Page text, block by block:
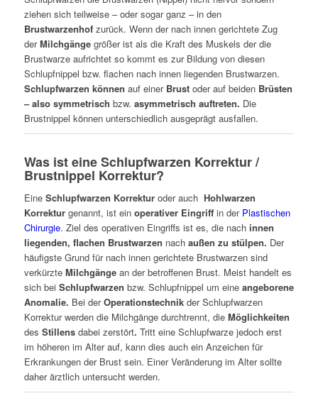
ziehen sich teilweise – oder sogar ganz – in den
Brustwarzenhofzurück. Wenn der nach innen gerichtete Zug
derMilchgängegrößer ist als die Kraft des Muskels der die
Brustwarze aufrichtet so kommt es zur Bildung von diesen
Schlupfnippel bzw. flachen nach innen liegenden Brustwarzen.
Schlupfwarzen können auf einerBrustoder auf beidenBrüsten
– also symmetrisch bzw. asymmetrisch auftreten. Die
Brustnippel können unterschiedlich ausgeprägt ausfallen.
Was ist eine Schlupfwarzen Korrektur /
Brustnippel Korrektur?
Eine Schlupfwarzen Korrekturoder auch Hohlwarzen
Korrekturgenannt, ist ein operativer Eingriffin der Plastischen
Chirurgie. Ziel des operativen Eingriffs ist es, die nach innen
liegenden, flachen Brustwarzen nach außen zu stülpen. Der
häufigste Grund für nach innen gerichtete Brustwarzen sind
verkürzte Milchgängean der betroffenen Brust. Meist handelt es
sich bei Schlupfwarzen bzw. Schlupfnippel um eine angeborene
Anomalie. Bei derOperationstechnikder Schlupfwarzen
Korrektur werden die Milchgänge durchtrennt, die Möglichkeiten
des Stillensdabei zerstört. Tritt eine Schlupfwarze jedoch erst
im höheren im Alter auf, kann dies auch ein Anzeichen für
Erkrankungen der Brust sein. Einer Veränderung im Alter sollte
daher ärztlich untersucht werden.